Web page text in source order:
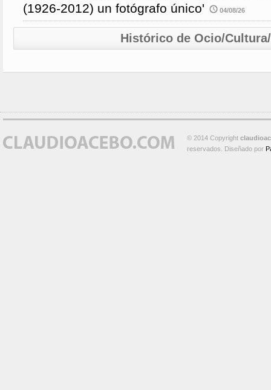
(1926-2012) un fotógrafo único'
04/08/26
Histórico de Ocio/
© 2014 Copyright
reservados. Diseñado por